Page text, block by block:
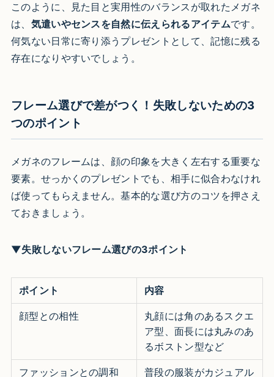
このように、見た目と実用性のバランスが取れたメガネ
は、 気遣いやセンスを自然に伝えられるアイテムです。
何気ない日常に寄り添うプレゼントとして、記憶に残る
存在になりやすいでしょう。
フレーム選びで差がつく！失敗しないための3
つのポイント
メガネのフレームは、顔の印象を大きく左右する重要な
要素。せっかくのプレゼントでも、相手に似合わなけれ
ば使ってもらえません。基本的な選び方のコツを押さえ
ておきましょう。
▼失敗しないフレーム選びの3ポイント
ポイント 内容
顔型との相性
丸顔には角のあるスクエ
ア型、面長には丸みのあ
るボストン型など
ファッションとの調和 普段の服装がカジュアル